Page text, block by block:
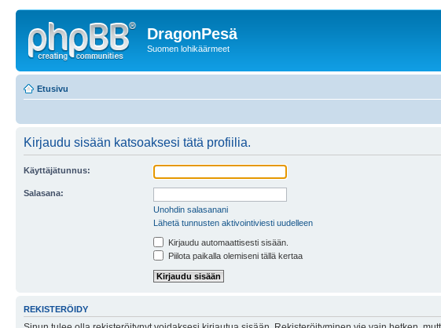
DragonPesä
Suomen lohikäärmeet
Etusivu
Kirjaudu sisään katsoaksesi tätä profiilia.
Käyttäjätunnus:
Salasana:
Unohdin salasanani
Lähetä tunnusten aktivointiviesti uudelleen
Kirjaudu automaattisesti sisään.
Piilota paikalla olemiseni tällä kertaa
REKISTERÖIDY